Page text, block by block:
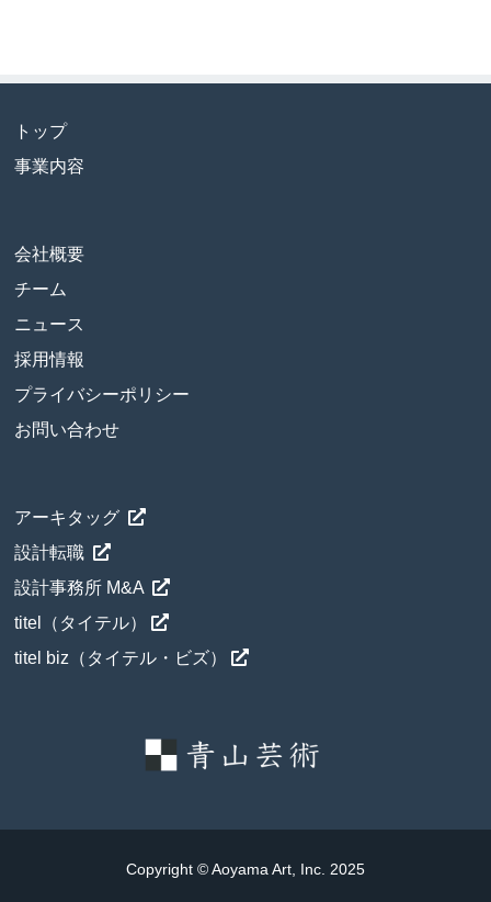
トップ
事業内容
会社概要
チーム
ニュース
採用情報
プライバシーポリシー
お問い合わせ
アーキタッグ
設計転職
設計事務所 M&A
titel（タイテル）
titel biz（タイテル・ビズ）
Copyright © Aoyama Art, Inc. 2025